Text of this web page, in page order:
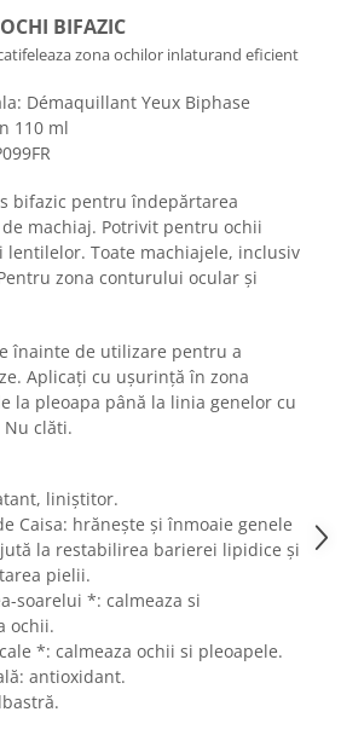
BIFAZIC
zona ochilor inlaturand eficient
Démaquillant Yeux Biphase
110 ml
bifazic pentru îndepărtarea
machiaj. Potrivit pentru ochii
Toate machiajele, inclusiv
zona conturului ocular și
înainte de utilizare pentru a
Aplicați cu ușurință în zona
la pleoapa până la linia genelor cu
clăti.
liniștitor.
Caisa: hrănește și înmoaie genele
la restabilirea barierei lipidice și
pielii.
soarelui *: calmeaza si
ochii.
*: calmeaza ochii si pleoapele.
antioxidant.